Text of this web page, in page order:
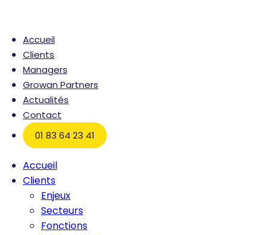
Accueil
Clients
Managers
Growan Partners
Actualités
Contact
01 83 64 23 41
Accueil
Clients
Enjeux
Secteurs
Fonctions